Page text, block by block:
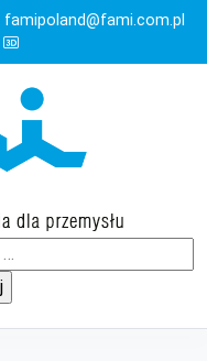
famipoland@fami.com.pl